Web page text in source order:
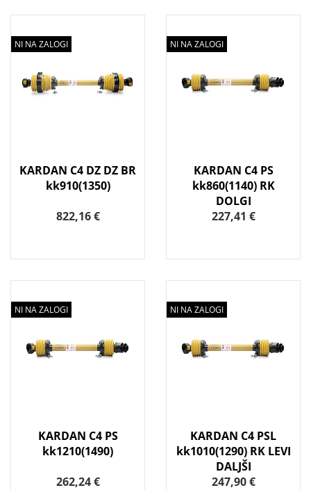
NI NA ZALOGI
KARDAN C4 DZ DZ BR
kk910(1350)
822,16 €
NI NA ZALOGI
KARDAN C4 PS
kk860(1140) RK
DOLGI
227,41 €
NI NA ZALOGI
KARDAN C4 PS
kk1210(1490)
262,24 €
NI NA ZALOGI
KARDAN C4 PSL
kk1010(1290) RK LEVI
DALJŠI
247,90 €